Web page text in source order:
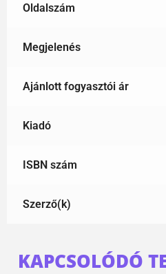
Oldalszám
Megjelenés
Ajánlott fogyasztói ár
Kiadó
ISBN szám
Szerző(k)
KAPCSOLÓDÓ